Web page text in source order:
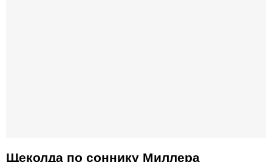
Щеколда по cоннику Миллера